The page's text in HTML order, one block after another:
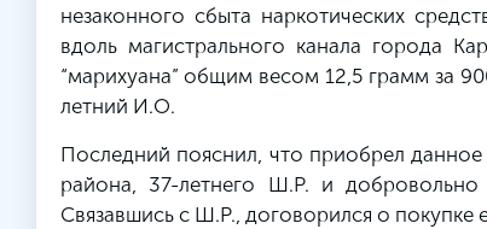
незаконного сбыта наркотических
вдоль магистрального канала города
“марихуана” общим весом 12,5 грамм за
летний И.О.
Последний пояснил, что приобрел
района, 37-летнего Ш.Р. и добровольно
Связавшись с Ш.Р., договорился о покупке